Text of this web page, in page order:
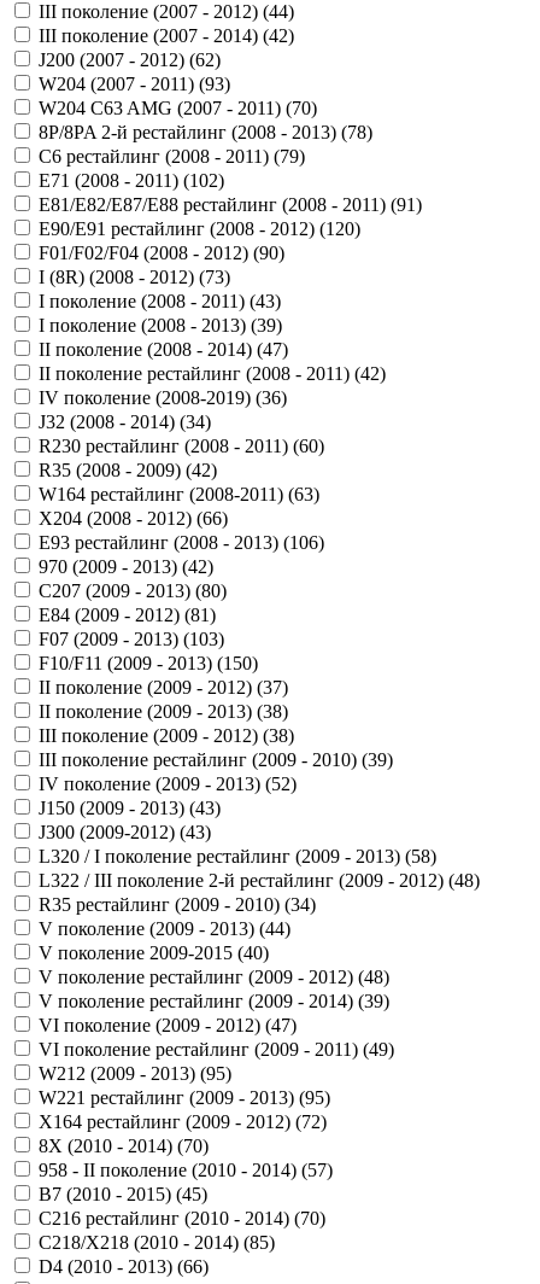
III поколение (2007 - 2012) (44)
III поколение (2007 - 2014) (42)
J200 (2007 - 2012) (62)
W204 (2007 - 2011) (93)
W204 C63 AMG (2007 - 2011) (70)
8P/8PA 2-й рестайлинг (2008 - 2013) (78)
C6 рестайлинг (2008 - 2011) (79)
E71 (2008 - 2011) (102)
E81/E82/E87/E88 рестайлинг (2008 - 2011) (91)
E90/E91 рестайлинг (2008 - 2012) (120)
F01/F02/F04 (2008 - 2012) (90)
I (8R) (2008 - 2012) (73)
I поколение (2008 - 2011) (43)
I поколение (2008 - 2013) (39)
II поколение (2008 - 2014) (47)
II поколение рестайлинг (2008 - 2011) (42)
IV поколение (2008-2019) (36)
J32 (2008 - 2014) (34)
R230 рестайлинг (2008 - 2011) (60)
R35 (2008 - 2009) (42)
W164 рестайлинг (2008-2011) (63)
X204 (2008 - 2012) (66)
Е93 рестайлинг (2008 - 2013) (106)
970 (2009 - 2013) (42)
C207 (2009 - 2013) (80)
E84 (2009 - 2012) (81)
F07 (2009 - 2013) (103)
F10/F11 (2009 - 2013) (150)
II поколение (2009 - 2012) (37)
II поколение (2009 - 2013) (38)
III поколение (2009 - 2012) (38)
III поколение рестайлинг (2009 - 2010) (39)
IV поколение (2009 - 2013) (52)
J150 (2009 - 2013) (43)
J300 (2009-2012) (43)
L320 / I поколение рестайлинг (2009 - 2013) (58)
L322 / III поколение 2-й рестайлинг (2009 - 2012) (48)
R35 рестайлинг (2009 - 2010) (34)
V поколение (2009 - 2013) (44)
V поколение 2009-2015 (40)
V поколение рестайлинг (2009 - 2012) (48)
V поколение рестайлинг (2009 - 2014) (39)
VI поколение (2009 - 2012) (47)
VI поколение рестайлинг (2009 - 2011) (49)
W212 (2009 - 2013) (95)
W221 рестайлинг (2009 - 2013) (95)
X164 рестайлинг (2009 - 2012) (72)
8X (2010 - 2014) (70)
958 - II поколение (2010 - 2014) (57)
B7 (2010 - 2015) (45)
C216 рестайлинг (2010 - 2014) (70)
C218/X218 (2010 - 2014) (85)
D4 (2010 - 2013) (66)